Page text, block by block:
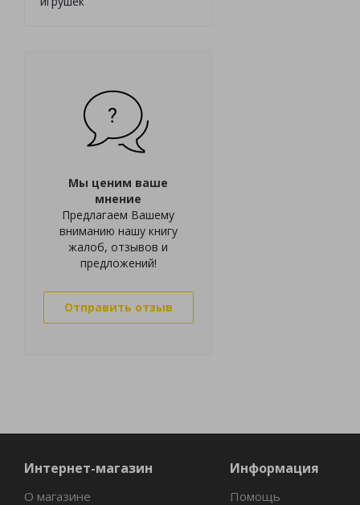
Мы ценим ваше
мнение
Предлагаем Вашему
вниманию нашу книгу
жалоб, отзывов и
предложений!
Отправить отзыв
Интернет-магазин
О магазине
Информация
Помощь